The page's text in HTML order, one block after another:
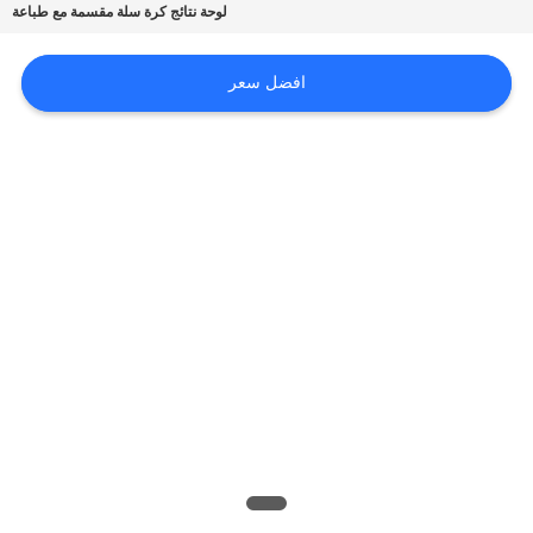
خريطة
لوحة نتائج كرة سلة مقسمة مع طباعة
افضل سعر